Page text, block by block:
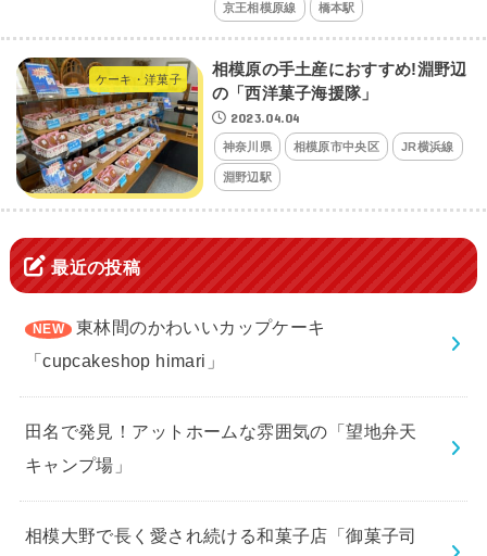
京王相模原線 橋本駅
ケーキ・洋菓子
相模原の手土産におすすめ!淵野辺
の「西洋菓子海援隊」
2023.04.04
神奈川県 相模原市中央区 JR横浜線
淵野辺駅
最近の投稿
東林間のかわいいカップケーキ
「cupcakeshop himari」
田名で発見！アットホームな雰囲気の「望地弁天
キャンプ場」
相模大野で長く愛され続ける和菓子店「御菓子司